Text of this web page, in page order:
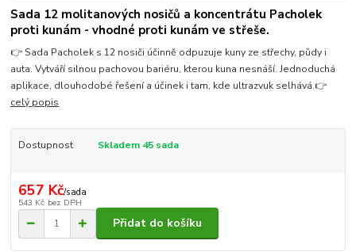
Sada 12 molitanových nosičů a koncentrátu Pacholek
proti kunám - vhodné proti kunám ve střeše.
👉 Sada Pacholek s 12 nosiči účinně odpuzuje kuny ze střechy, půdy i
auta. Vytváří silnou pachovou bariéru, kterou kuna nesnáší. Jednoduchá
aplikace, dlouhodobé řešení a účinek i tam, kde ultrazvuk selhává.👉
celý popis
Dostupnost Skladem 45 sada
657 Kč/sada
543 Kč bez DPH
Přidat do košíku